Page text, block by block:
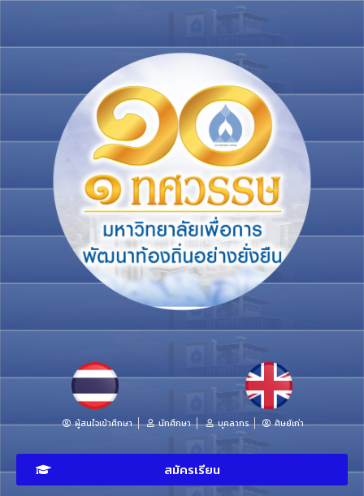
ผู้สนใจเข้าศึกษา นักศึกษา บุคลากร ศิษย์เก่า
สมัครเรียน